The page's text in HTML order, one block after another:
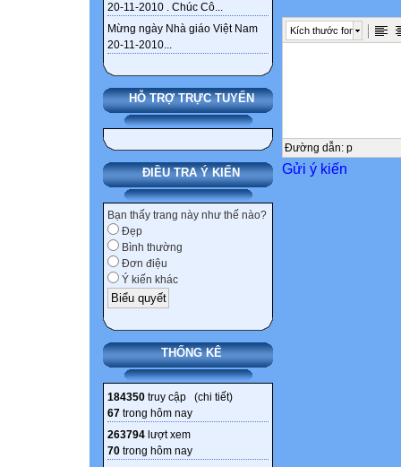
20-11-2010 . Chúc Cô...
Mừng ngày Nhà giáo Việt Nam
20-11-2010...
HỖ TRỢ TRỰC TUYẾN
ĐIỀU TRA Ý KIẾN
Bạn thấy trang này như thế nào?
Đẹp
Bình thường
Đơn điệu
Ý kiến khác
THỐNG KÊ
184350 truy cập (chi tiết)
67 trong hôm nay
263794 lượt xem
70 trong hôm nay
Extension
- Vocabulary:
- Skills:
Kích thước font
Đường dẫn: p
Gửi ý kiến